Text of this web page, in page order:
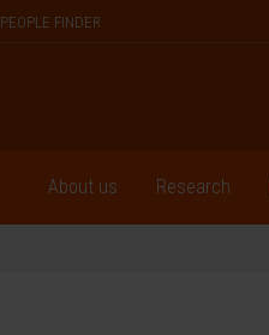
PEOPLE FINDER
About us Research